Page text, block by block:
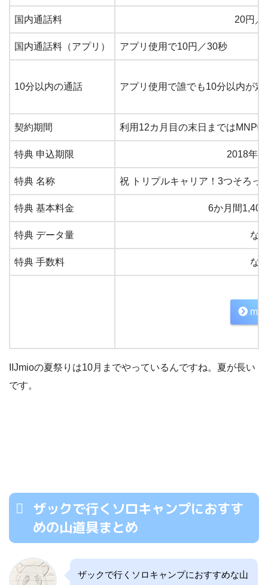
国内通話料 20円／
国内通話料（アプリ） アプリ使用で10円／30秒
10分以内の通話 アプリ使用で誰でも10分以内が
契約期間 利用12カ月目の末日まではMNP
特典 申込期限 2018年
特典 名称 祝 トリプルキャリア！3つそろっ
特典 基本料金 6か月間
特典 データ量 な
特典 手数料 な
IIJmioの夏祭りは10月までやっているんですね。夏が長い
です。
ザックで行くソロキャンプにおすす
めの山道具まとめ
ザックで行くソロキャンプにおすすめな山